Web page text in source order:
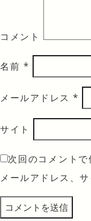
コメント
名前 *
メールアドレス *
サイト
次回のコメントで
メールアドレス、サ